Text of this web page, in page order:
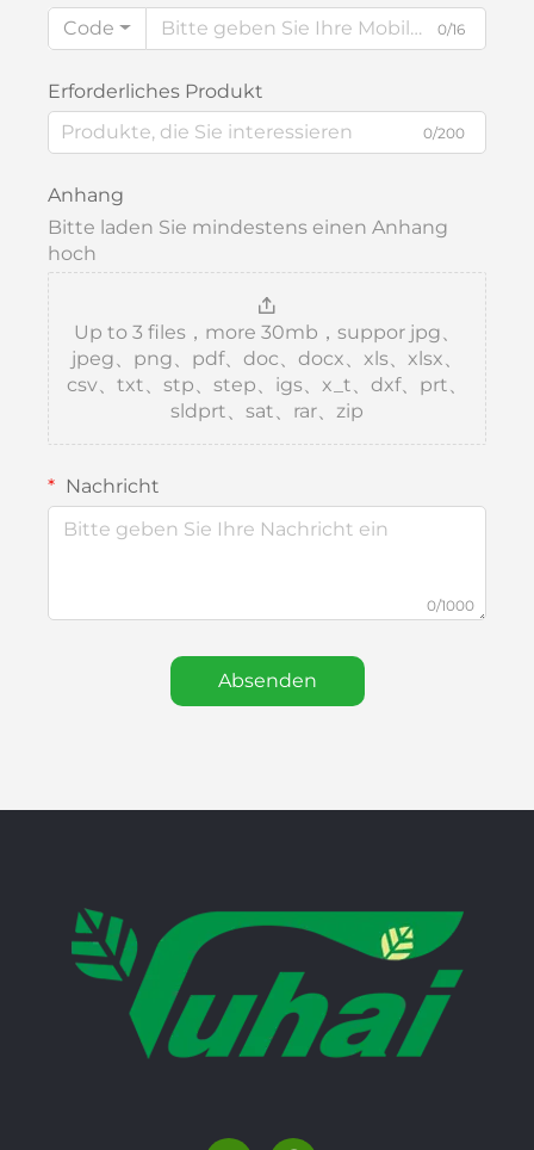
Code
0/16
Erforderliches Produkt
0/200
Anhang
Bitte laden Sie mindestens einen Anhang
hoch
Up to 3 files，more 30mb，suppor jpg、
jpeg、png、pdf、doc、docx、xls、xlsx、
csv、txt、stp、step、igs、x_t、dxf、prt、
sldprt、sat、rar、zip
Nachricht
0/1000
Absenden